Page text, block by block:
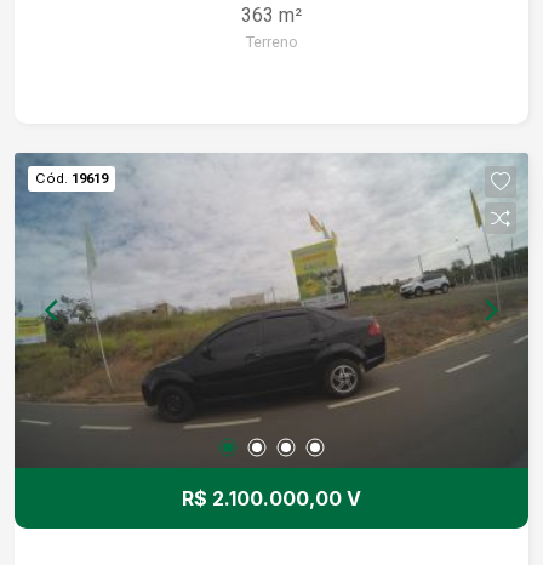
363 m²
Terreno
Cód. 19619
R$ 2.100.000,00 V